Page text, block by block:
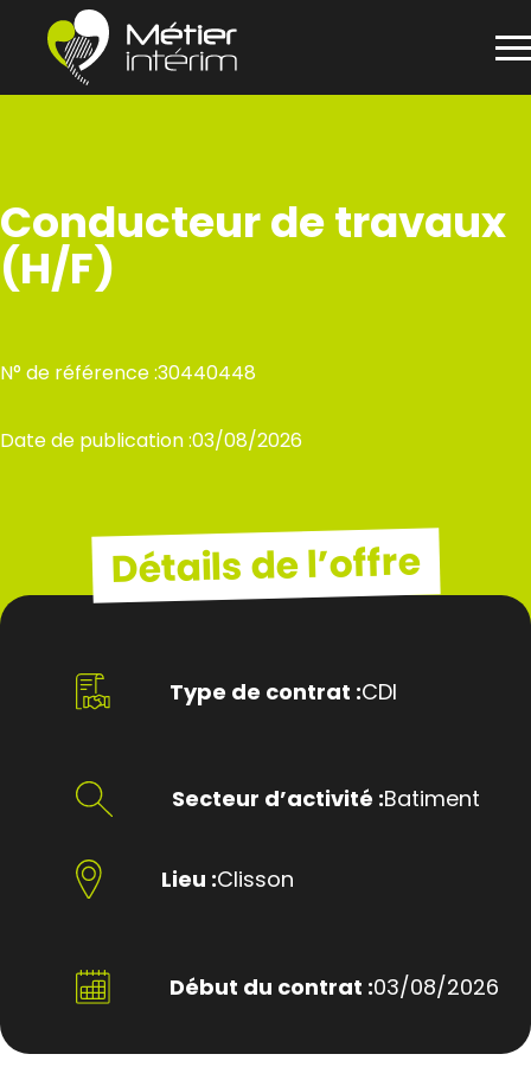
Conducteur de travaux
(H/F)
N° de référence :30440448
Date de publication :03/08/2026
Détails de l’offre
Type de contrat :CDI
Secteur d’activité :Batiment
Lieu :Clisson
Début du contrat :03/08/2026
Panneau de gestion des cookies